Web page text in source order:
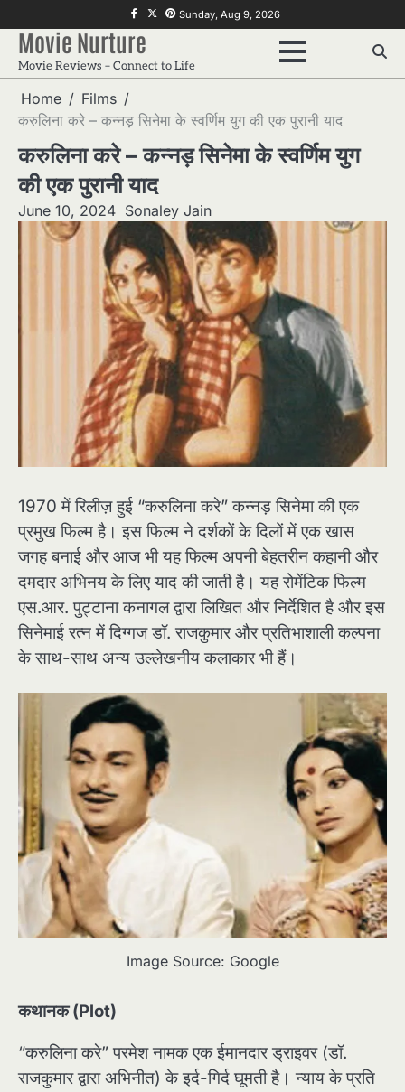
to
content
f twitterpinterest
Sunday, Aug 9, 2026
Movie Nurture
Movie Reviews – Connect to Life
Home
Films
करुलिना करे – कन्नड़ सिनेमा के स्वर्णिम युग की एक पुरानी याद
करुलिना करे – कन्नड़ सिनेमा के स्वर्णिम युग
की एक पुरानी याद
June 10, 2024 Sonaley Jain
1970 में रिलीज़ हुई “करुलिना करे” कन्नड़ सिनेमा की एक
प्रमुख फिल्म है। इस फिल्म ने दर्शकों के दिलों में एक खास
जगह बनाई और आज भी यह फिल्म अपनी बेहतरीन कहानी और
दमदार अभिनय के लिए याद की जाती है। यह रोमेंटिक फिल्म
एस.आर. पुट्टाना कनागल द्वारा लिखित और निर्देशित है और इस
सिनेमाई रत्न में दिग्गज डॉ. राजकुमार और प्रतिभाशाली कल्पना
के साथ-साथ अन्य उल्लेखनीय कलाकार भी हैं।
Image Source: Google
कथानक (Plot)
“करुलिना करे” परमेश नामक एक ईमानदार ड्राइवर (डॉ.
राजकुमार द्वारा अभिनीत) के इर्द-गिर्द घूमती है। न्याय के प्रति